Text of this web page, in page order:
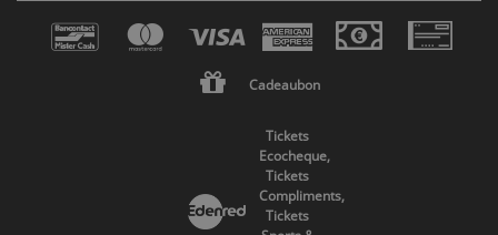
Cadeaubon
Tickets
Ecocheque,
Tickets
Compliments,
Tickets